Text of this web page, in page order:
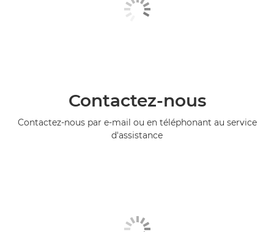
Contactez-nous
Contactez-nous par e-mail ou en téléphonant au service
d'assistance